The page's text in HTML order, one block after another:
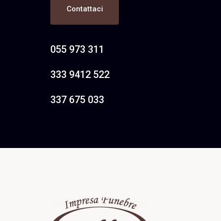
Contattaci
055 973 311
333 9412 522
337 675 033